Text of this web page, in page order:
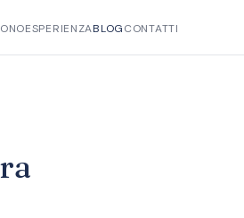
ESPERIENZABLOGCONTATTI